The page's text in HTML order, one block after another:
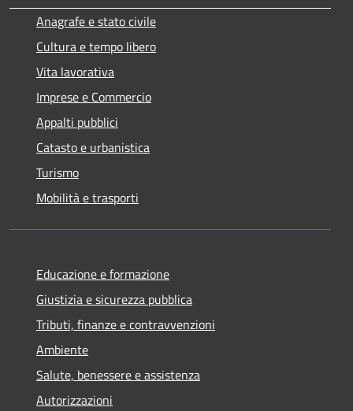
Anagrafe e stato civile
Cultura e tempo libero
Vita lavorativa
Imprese e Commercio
Appalti pubblici
Catasto e urbanistica
Turismo
Mobilità e trasporti
Educazione e formazione
Giustizia e sicurezza pubblica
Tributi, finanze e contravvenzioni
Ambiente
Salute, benessere e assistenza
Autorizzazioni